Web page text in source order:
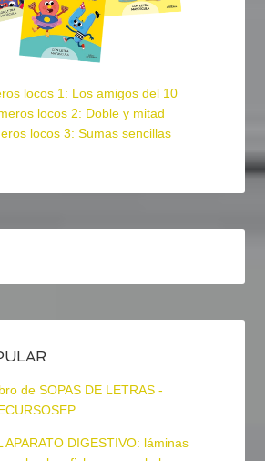
locos 1: Los amigos del 10
locos 2: Doble y mitad
locos 3: Sumas sencillas
de SOPAS DE LETRAS -
APARATO DIGESTIVO: láminas